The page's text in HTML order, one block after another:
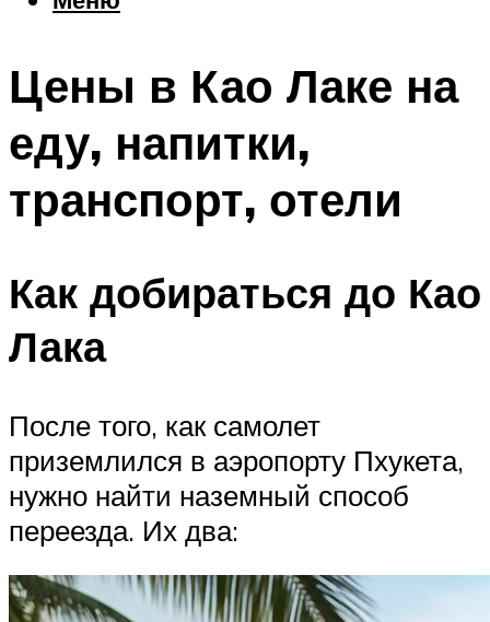
Шоппинг
Меню
Цены в Као Лаке на
еду, напитки,
транспорт, отели
Как добираться до Као
Лака
После того, как самолет
приземлился в аэропорту Пхукета,
нужно найти наземный способ
переезда. Их два: